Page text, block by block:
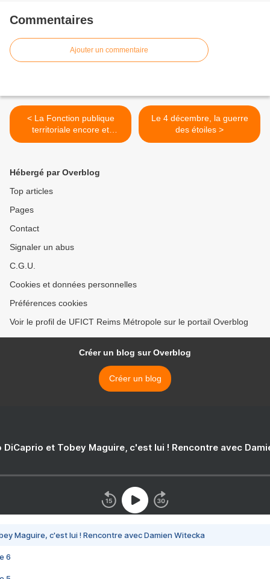
Commentaires
Ajouter un commentaire
< La Fonction publique
territoriale encore et
toujours dans le viseur
Le 4 décembre, la guerre
des étoiles >
Hébergé par Overblog
Top articles
Pages
Contact
Signaler un abus
C.G.U.
Cookies et données personnelles
Préférences cookies
Voir le profil de UFICT Reims Métropole sur le portail Overblog
Créer un blog sur Overblog
Créer un blog
DiCaprio et Tobey Maguire, c'est lui ! Rencontre avec
Maguire, c'est lui ! Rencontre avec Damien Witecka
6